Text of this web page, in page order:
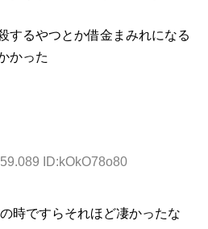
するやつとか借金まみれになる
かった
ID:kOkO78o80
時ですらそれほど凄かったな